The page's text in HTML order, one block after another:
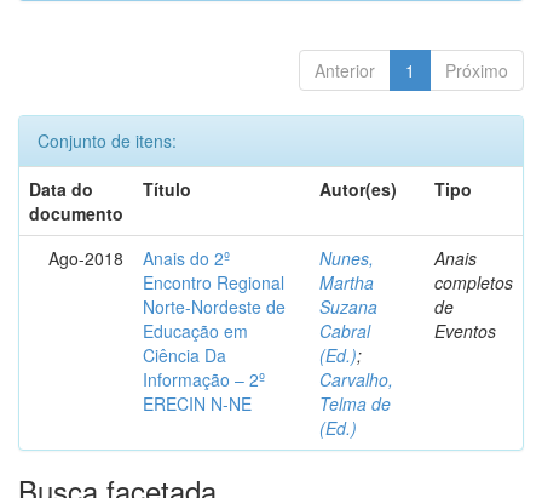
Anterior 1 Próximo
Conjunto de itens:
Data do
documento
Título Autor(es) Tipo
Ago-2018
Anais do 2º
Encontro Regional
Norte-Nordeste de
Educação em
Ciência Da
Informação – 2º
ERECIN N-NE
Nunes,
Martha
Suzana
Cabral
(Ed.);
Carvalho,
Telma de
(Ed.)
Anais
completos
de
Eventos